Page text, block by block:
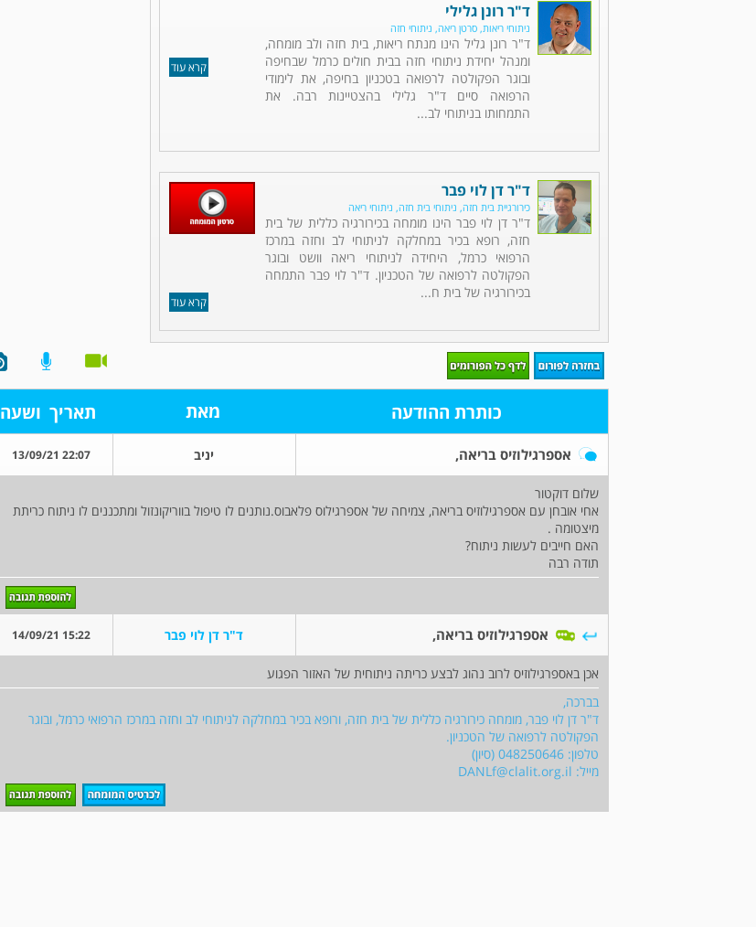
קרא עוד
ד"ר רונן גלילי
ניתוחי ריאות, סרטן ריאה, ניתוחי חזה
ד"ר רונן גליל הינו מנתח ריאות, בית חזה ולב מומחה,
ומנהל יחידת ניתוחי חזה בבית חולים כרמל שבחיפה
ובוגר הפקולטה לרפואה בטכניון בחיפה, את לימודי
הרפואה סיים ד"ר גלילי בהצטיינות רבה. את
התמחותו בניתוחי לב...
קרא עוד
ד"ר דן לוי פבר
כירורגיית בית חזה, ניתוחי בית חזה, ניתוחי ריאה
ד"ר דן לוי פבר הינו מומחה בכירורגיה כללית של בית
חזה, רופא בכיר במחלקה לניתוחי לב וחזה במרכז
הרפואי כרמל, היחידה לניתוחי ריאה וושט ובוגר
הפקולטה לרפואה של הטכניון. ד"ר לוי פבר התמחה
בכירורגיה של בית ח...
כותרת ההודעה מאת תאריך ושעה
אספרגילוזיס בריאה, יניב 22:07 13/09/21
שלום דוקטור
אחי אובחן עם אספרגילוזיס בריאה, צמיחה של אספרגילוס פלאבוס.נותנים לו טיפול בווריקונזול ומתכננים לו ניתוח כריתת
מיצטומה .
האם חייבים לעשות ניתוח?
תודה רבה
אספרגילוזיס בריאה, ד"ר דן לוי פבר 15:22 14/09/21
אכן באספרגילוזיס לרוב נהוג לבצע כריתה ניתוחית של האזור הפגוע
בברכה,
ד"ר דן לוי פבר, מומחה כירורגיה כללית של בית חזה, ורופא בכיר במחלקה לניתוחי לב וחזה במרכז הרפואי כרמל, ובוגר
הפקולטה לרפואה של הטכניון.
טלפון: 048250646 (סיון)
מייל: DANLf@clalit.org.il